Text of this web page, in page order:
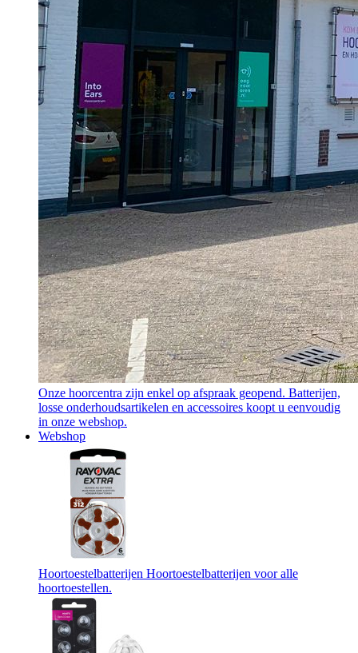
Onze hoorcentra zijn enkel op afspraak geopend. Batterijen,
losse onderhoudsartikelen en accessoires koopt u eenvoudig
in onze webshop.
Webshop
Hoortoestelbatterijen Hoortoestelbatterijen voor alle
hoortoestellen.